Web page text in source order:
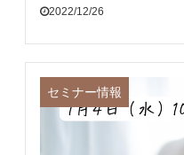
2022/12/26
セミナー情報